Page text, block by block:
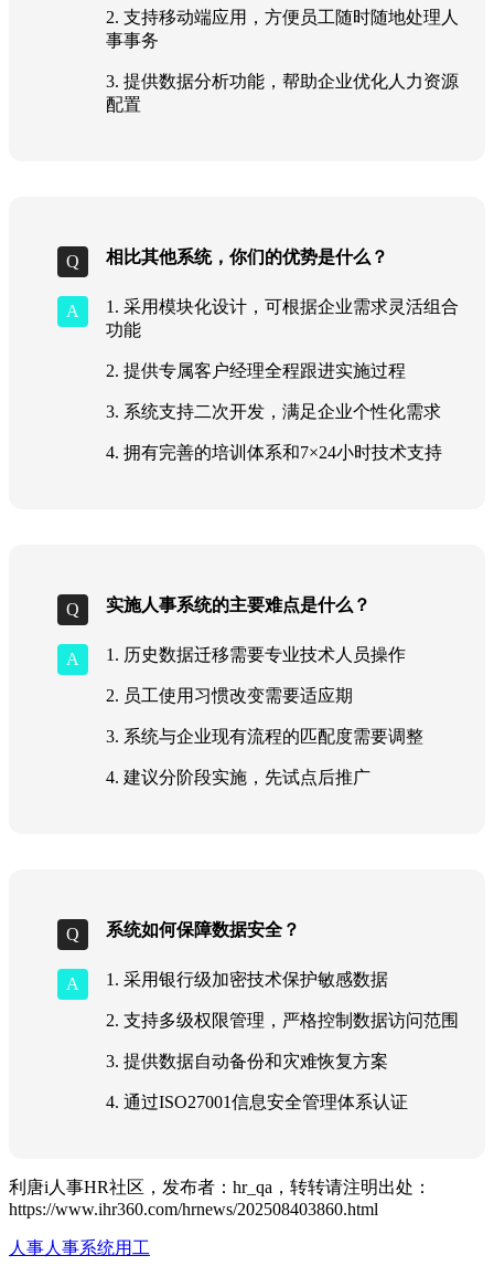
2. 支持移动端应用，方便员工随时随地处理人
事事务
3. 提供数据分析功能，帮助企业优化人力资源
配置
相比其他系统，你们的优势是什么？
1. 采用模块化设计，可根据企业需求灵活组合
功能
2. 提供专属客户经理全程跟进实施过程
3. 系统支持二次开发，满足企业个性化需求
4. 拥有完善的培训体系和7×24小时技术支持
实施人事系统的主要难点是什么？
1. 历史数据迁移需要专业技术人员操作
2. 员工使用习惯改变需要适应期
3. 系统与企业现有流程的匹配度需要调整
4. 建议分阶段实施，先试点后推广
系统如何保障数据安全？
1. 采用银行级加密技术保护敏感数据
2. 支持多级权限管理，严格控制数据访问范围
3. 提供数据自动备份和灾难恢复方案
4. 通过ISO27001信息安全管理体系认证
利唐i人事HR社区，发布者：hr_qa，转转请注明出处：
https://www.ihr360.com/hrnews/202508403860.html
人事人事系统用工